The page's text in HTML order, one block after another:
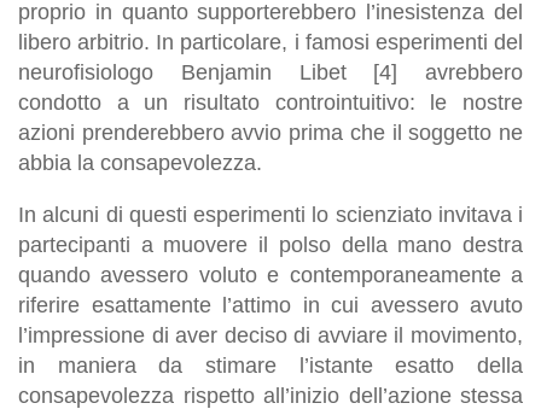
proprio in quanto supporterebbero l’inesistenza del
libero arbitrio. In particolare, i famosi esperimenti del
neurofisiologo Benjamin Libet [4] avrebbero
condotto a un risultato controintuitivo: le nostre
azioni prenderebbero avvio prima che il soggetto ne
abbia la consapevolezza.
In alcuni di questi esperimenti lo scienziato invitava i
partecipanti a muovere il polso della mano destra
quando avessero voluto e contemporaneamente a
riferire esattamente l’attimo in cui avessero avuto
l’impressione di aver deciso di avviare il movimento,
in maniera da stimare l’istante esatto della
consapevolezza rispetto all’inizio dell’azione stessa